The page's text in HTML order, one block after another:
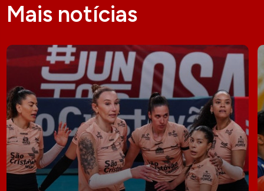
Mais notícias